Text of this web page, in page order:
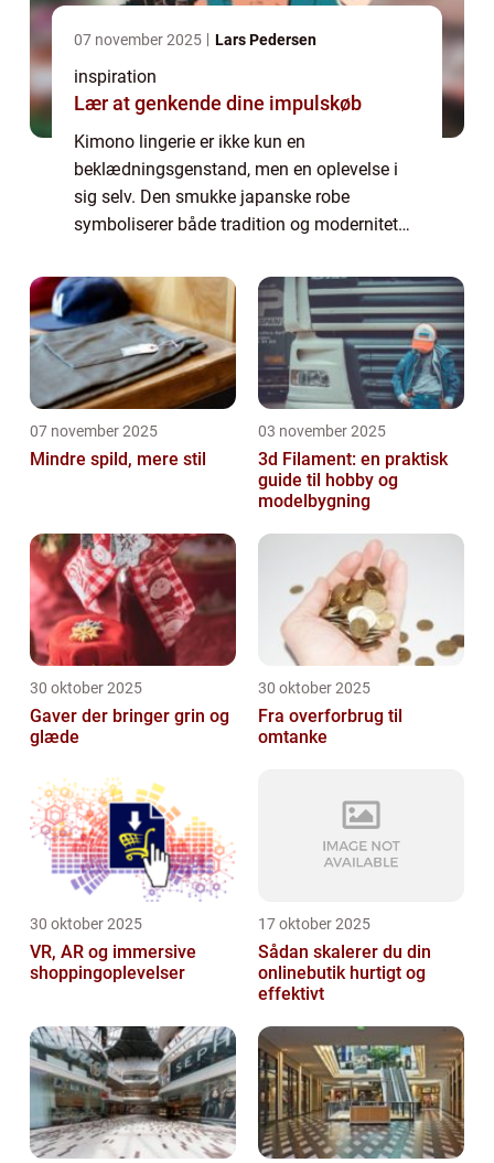
07 november 2025 Lars Pedersen
inspiration
Lær at genkende dine impulskøb
Kimono lingerie er ikke kun en
beklædningsgenstand, men en oplevelse i
sig selv. Den smukke japanske robe
symboliserer både tradition og modernitet
enestående måde. Uanset om du ønsker at
nyde en stille og af...
07 november 2025
Mindre spild, mere stil
03 november 2025
3d Filament: en praktisk
guide til hobby og
modelbygning
30 oktober 2025
Gaver der bringer grin og
glæde
30 oktober 2025
Fra overforbrug til
omtanke
30 oktober 2025
VR, AR og immersive
shoppingoplevelser
17 oktober 2025
Sådan skalerer du din
onlinebutik hurtigt og
effektivt